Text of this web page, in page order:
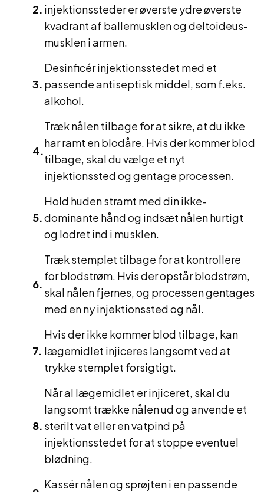
injektionssteder er øverste ydre øverste
kvadrant af ballemusklen og deltoideus-
musklen i armen.
Desinficér injektionsstedet med et
passende antiseptisk middel, som f.eks.
alkohol.
Træk nålen tilbage for at sikre, at du ikke
har ramt en blodåre. Hvis der kommer blod
tilbage, skal du vælge et nyt
injektionssted og gentage processen.
Hold huden stramt med din ikke-
dominante hånd og indsæt nålen hurtigt
og lodret ind i musklen.
Træk stemplet tilbage for at kontrollere
for blodstrøm. Hvis der opstår blodstrøm,
skal nålen fjernes, og processen gentages
med en ny injektionssted og nål.
Hvis der ikke kommer blod tilbage, kan
lægemidlet injiceres langsomt ved at
trykke stemplet forsigtigt.
Når al lægemidlet er injiceret, skal du
langsomt trække nålen ud og anvende et
sterilt vat eller en vatpind på
injektionsstedet for at stoppe eventuel
blødning.
Kassér nålen og sprøjten i en passende